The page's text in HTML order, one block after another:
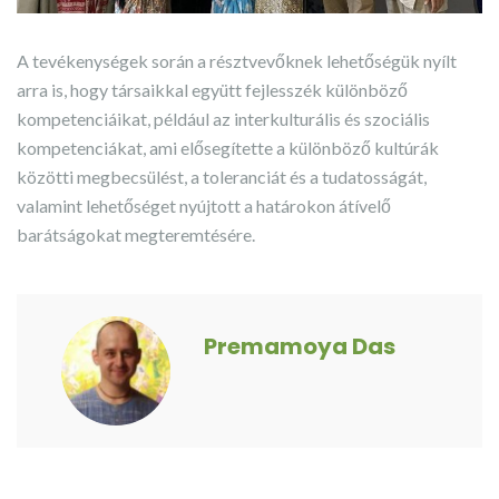
A tevékenységek során a résztvevőknek lehetőségük nyílt
arra is, hogy társaikkal együtt fejlesszék különböző
kompetenciáikat, például az interkulturális és szociális
kompetenciákat, ami elősegítette a különböző kultúrák
közötti megbecsülést, a toleranciát és a tudatosságát,
valamint lehetőséget nyújtott a határokon átívelő
barátságokat megteremtésére.
Premamoya Das